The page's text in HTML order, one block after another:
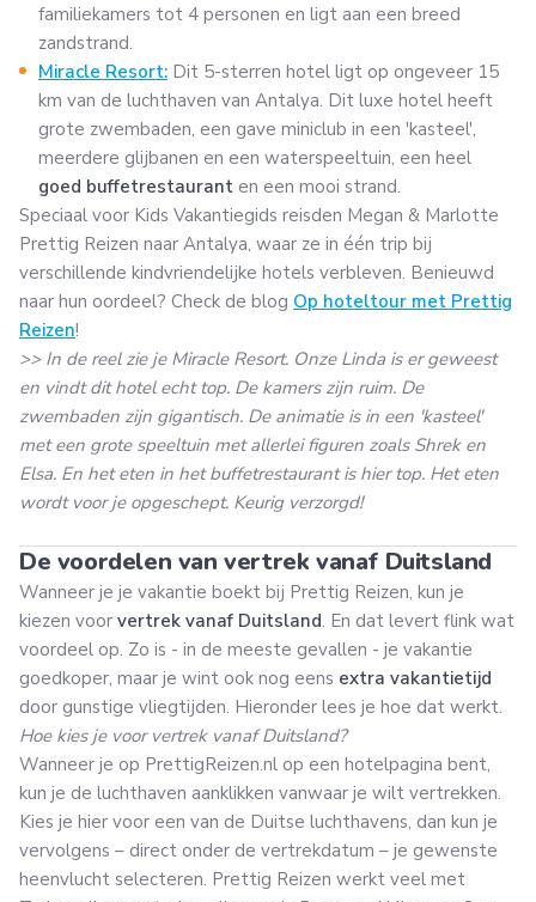
familiekamers tot 4 personen en ligt aan een breed
zandstrand.
Miracle Resort: Dit 5-sterren hotel ligt op ongeveer 15
km van de luchthaven van Antalya. Dit luxe hotel heeft
grote zwembaden, een gave miniclub in een 'kasteel',
meerdere glijbanen en een waterspeeltuin, een heel
goed buffetrestaurant en een mooi strand.
Speciaal voor Kids Vakantiegids reisden Megan & Marlotte
Prettig Reizen naar Antalya, waar ze in één trip bij
verschillende kindvriendelijke hotels verbleven. Benieuwd
naar hun oordeel? Check de blog Op hoteltour met Prettig
Reizen!
>> In de reel zie je Miracle Resort. Onze Linda is er geweest
en vindt dit hotel echt top. De kamers zijn ruim. De
zwembaden zijn gigantisch. De animatie is in een 'kasteel'
met een grote speeltuin met allerlei figuren zoals Shrek en
Elsa. En het eten in het buffetrestaurant is hier top. Het eten
wordt voor je opgeschept. Keurig verzorgd!
De voordelen van vertrek vanaf Duitsland
Wanneer je je vakantie boekt bij Prettig Reizen, kun je
kiezen voor vertrek vanaf Duitsland. En dat levert flink wat
voordeel op. Zo is - in de meeste gevallen - je vakantie
goedkoper, maar je wint ook nog eens extra vakantietijd
door gunstige vliegtijden. Hieronder lees je hoe dat werkt.
Hoe kies je voor vertrek vanaf Duitsland?
Wanneer je op PrettigReizen.nl op een hotelpagina bent,
kun je de luchthaven aanklikken vanwaar je wilt vertrekken.
Kies je hier voor een van de Duitse luchthavens, dan kun je
vervolgens – direct onder de vertrekdatum – je gewenste
heenvlucht selecteren. Prettig Reizen werkt veel met